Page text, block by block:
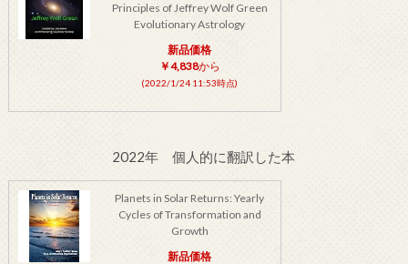
Principles of Jeffrey Wolf Green
Evolutionary Astrology
新品価格
￥4,838から
(2022/1/24 11:53時点)
2022年 個人的に翻訳した本
Planets in Solar Returns: Yearly
Cycles of Transformation and
Growth
新品価格